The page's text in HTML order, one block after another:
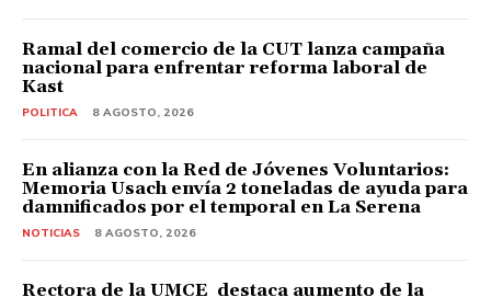
Ramal del comercio de la CUT lanza campaña
nacional para enfrentar reforma laboral de
Kast
POLITICA 8 AGOSTO, 2026
En alianza con la Red de Jóvenes Voluntarios:
Memoria Usach envía 2 toneladas de ayuda para
damnificados por el temporal en La Serena
NOTICIAS 8 AGOSTO, 2026
Rectora de la UMCE destaca aumento de la